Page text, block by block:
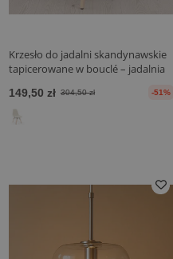
Krzesło do jadalni skandynawskie
tapicerowane w bouclé – jadalnia
149,50 zł 304,50 zł -51%